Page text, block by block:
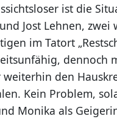
ist die
Jost Lehnen, zwei
im Tatort
dennoch
weiterhin den
Kein Problem,
Monika als